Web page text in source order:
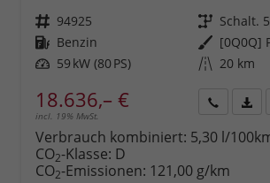
Fahrzeugnr. 94925 Getriebe Schalt.
Kraftstoff Benzin Außenfarbe [0Q0Q]
Leistung 59 kW (80 PS) Kilometerstand 20 km
18.636,– €
incl. 19% MwSt.
anfordern
Verbrauch kombiniert: 5,30 l/
CO2-Klasse: D
CO2-Emissionen: 121,00 g/km